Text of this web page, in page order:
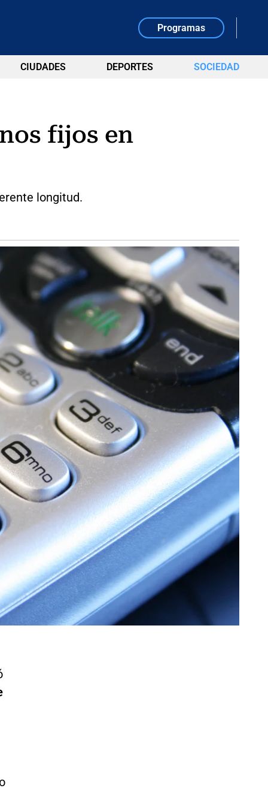
Programas
CIUDADES DEPORTES SOCIEDAD
fijos en
longitud.